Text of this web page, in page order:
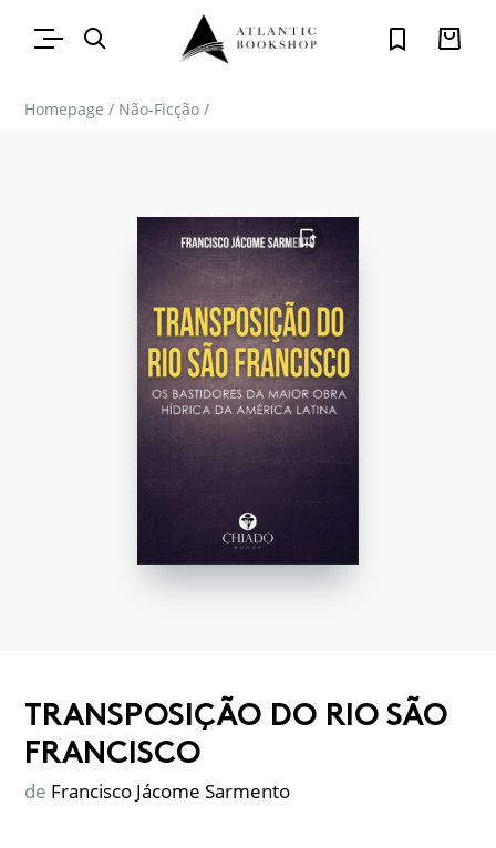
Homepage / Não-Ficção /
FAVORITO
TRANSPOSIÇÃO DO RIO SÃO
FRANCISCO
de Francisco Jácome Sarmento